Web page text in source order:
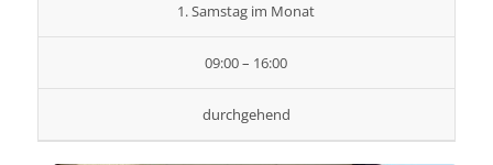
1. Samstag im Monat
09:00 – 16:00
durchgehend